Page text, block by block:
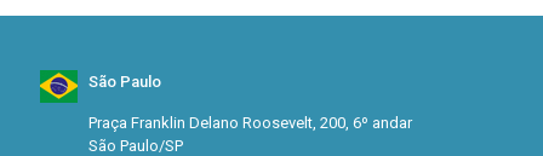
São Paulo
Praça Franklin Delano Roosevelt, 200, 6º andar
São Paulo/SP